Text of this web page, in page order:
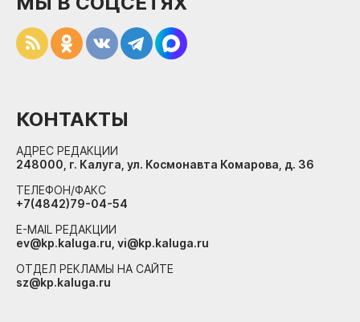
КОНТАКТЫ
АДРЕС РЕДАКЦИИ
248000, г. Калуга, ул. Космонавта Комарова, д. 36
ТЕЛЕФОН/ФАКС
+7(4842)79-04-54
E-MAIL РЕДАКЦИИ
ev@kp.kaluga.ru, vi@kp.kaluga.ru
ОТДЕЛ РЕКЛАМЫ НА САЙТЕ
sz@kp.kaluga.ru